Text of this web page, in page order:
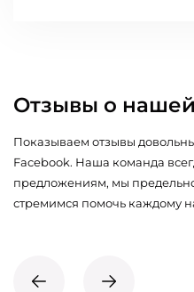
Отзывы о
Показываем отзывы
Facebook. Наша команда
предложениям, мы
стремимся помочь каждому